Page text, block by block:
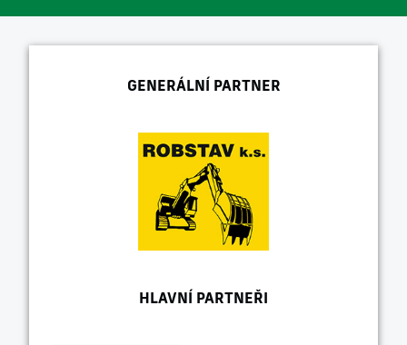
GENERÁLNÍ PARTNER
HLAVNÍ PARTNEŘI